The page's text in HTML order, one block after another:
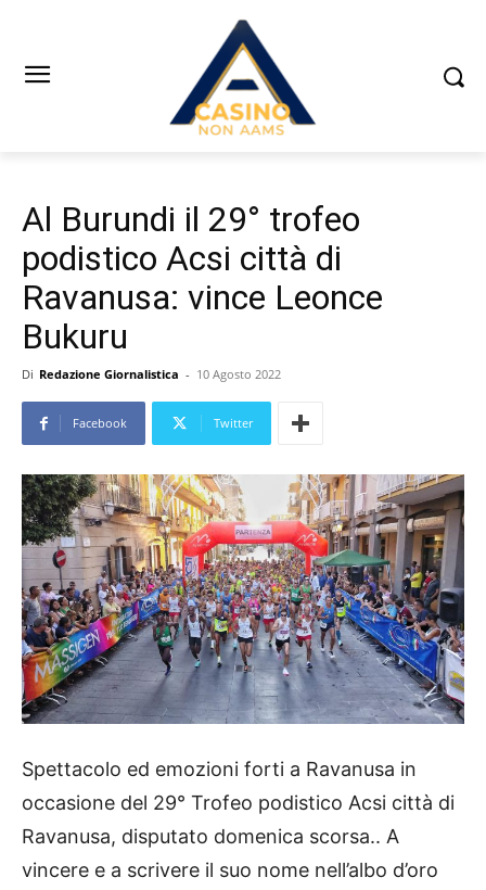
Al Burundi il 29° trofeo
podistico Acsi città di
Ravanusa: vince Leonce
Bukuru
Di Redazione Giornalistica - 10 Agosto 2022
Facebook Twitter
Spettacolo ed emozioni forti a Ravanusa in
occasione del 29° Trofeo podistico Acsi città di
Ravanusa, disputato domenica scorsa.. A
vincere e a scrivere il suo nome nell’albo d’oro